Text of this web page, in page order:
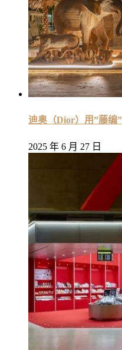
迪奥（Dior）用”藤编
2025 年 6 月 27 日